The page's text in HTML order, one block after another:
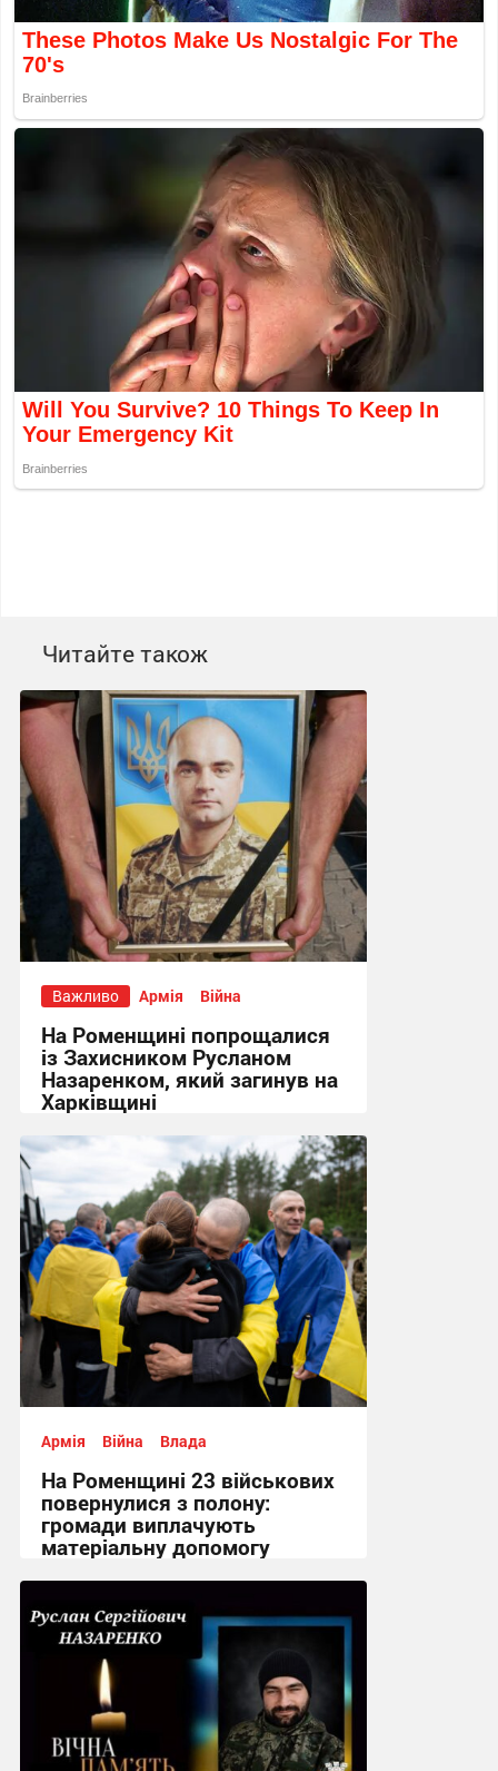
Читайте також
Важливо Армія Війна
На Роменщині попрощалися
із Захисником Русланом
Назаренком, який загинув на
Харківщині
Армія Війна Влада
На Роменщині 23 військових
повернулися з полону:
громади виплачують
матеріальну допомогу
12:02 вчора